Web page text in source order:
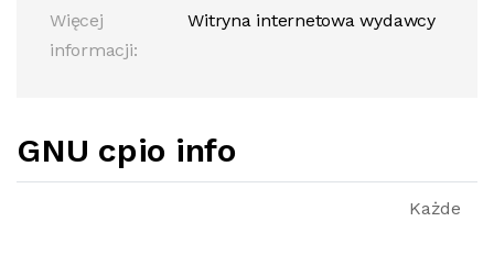
Więcej
informacji:
Witryna internetowa wydawcy
GNU cpio info
Każde